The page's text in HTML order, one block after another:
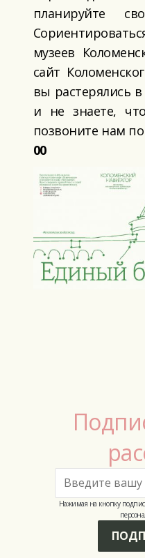
планируйте
музеев
сайт
вы растерялись
и не знаете,
позвоните нам
00
Нажимая на кнопку